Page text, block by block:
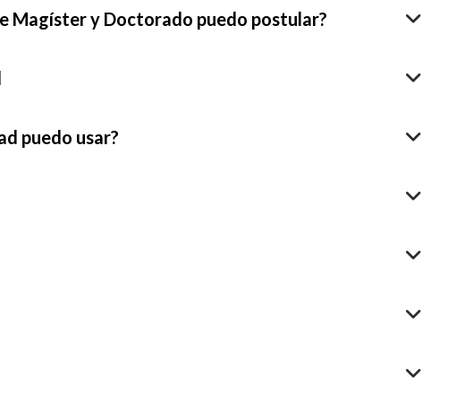
Magíster y Doctorado puedo postular?
puedo usar?